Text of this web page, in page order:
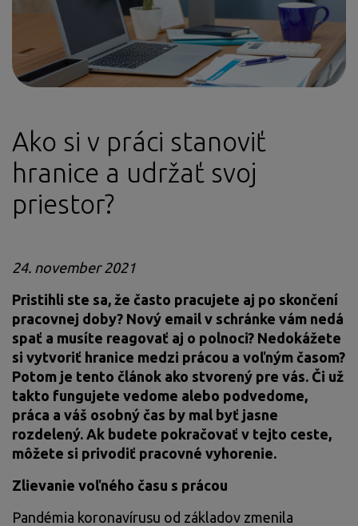
Ako si v práci stanoviť
hranice a udržať svoj
priestor?
24. november 2021
Pristihli ste sa, že často pracujete aj po skončení
pracovnej doby? Nový email v schránke vám nedá
spať a musíte reagovať aj o polnoci? Nedokážete
si vytvoriť hranice medzi prácou a voľným časom?
Potom je tento článok ako stvorený pre vás. Či už
takto fungujete vedome alebo podvedome,
práca a váš osobný čas by mal byť jasne
rozdelený. Ak budete pokračovať v tejto ceste,
môžete si privodiť pracovné vyhorenie.
Zlievanie voľného času s prácou
Pandémia koronavírusu od základov zmenila